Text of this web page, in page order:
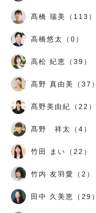
髙橋 瑞美（113）
高橋悠太（0）
高松 紀恵（39）
高野 真由美（37）
髙野美由紀（22）
髙野 祥太（4）
竹田 まい（22）
竹内 友羽愛（2）
田中 久美恵（29）